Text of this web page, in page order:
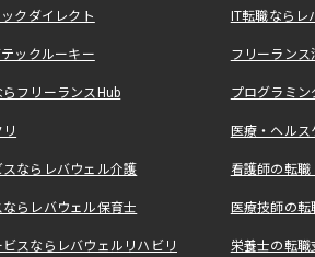
クダイレクト IT転職なら
ックルーキー フリーラン
フリーランスHub プログラミ
医療・ヘル
ならレバウェル介護 看護師の転
らレバウェル保育士 医療技師の
スならレバウェルリハビリ 栄養士の転